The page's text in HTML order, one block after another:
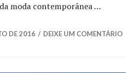
moda contemporânea …
dita moda em Cachoeira?
DE 2016 DEIXE UM COMENTÁRIO